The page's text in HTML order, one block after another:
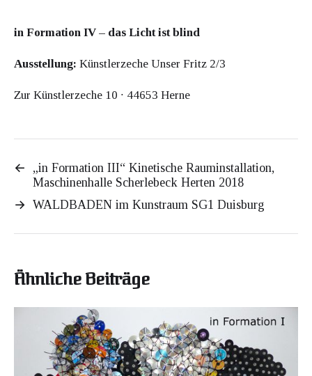
in Formation IV – das Licht ist blind
Ausstellung: Künstlerzeche Unser Fritz 2/3
Zur Künstlerzeche 10 ∙ 44653 Herne
←
„in Formation III“ Kinetische Rauminstallation,
Maschinenhalle Scherlebeck Herten 2018
→ WALDBADEN im Kunstraum SG1 Duisburg
Ähnliche Beiträge